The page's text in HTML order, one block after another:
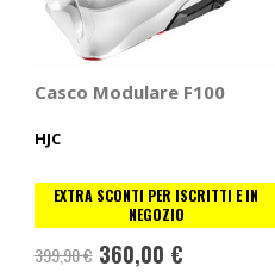
Casco Modulare F100
HJC
EXTRA SCONTI PER ISCRITTI E IN
NEGOZIO
399,90 € 360,00 €